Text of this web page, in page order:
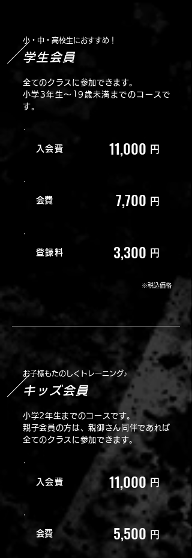
​小・中・高校生におすすめ！
学生会員
全てのクラスに参加できます。
小学3年生～19歳未満までのコースで
す。
入会費 11,000 円
​会費 7,700 円
登録料 3,300 円
※税込価格
お子様もたのしくトレーニング♪
キッズ会員
小学2年生までのコースです。
親子会員の方は、親御さん同伴であれば
全てのクラスに参加できます。
入会費 11,000 円
​会費 5,500 円